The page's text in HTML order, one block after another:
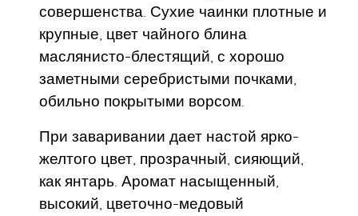
совершенства. Сухие чаинки плотные и
крупные, цвет чайного блина
маслянисто-блестящий, с хорошо
заметными серебристыми почками,
обильно покрытыми ворсом.
При заваривании дает настой ярко-
желтого цвет, прозрачный, сияющий,
как янтарь. Аромат насыщенный,
высокий, цветочно-медовый